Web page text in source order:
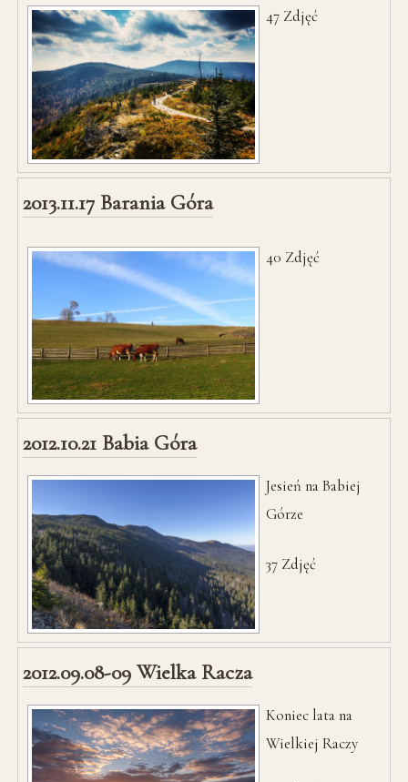
47 Zdjęć
2013.11.17 Barania Góra
40 Zdjęć
2012.10.21 Babia Góra
Jesień na Babiej
Górze
37 Zdjęć
2012.09.08-09 Wielka Racza
Koniec lata na
Wielkiej Raczy